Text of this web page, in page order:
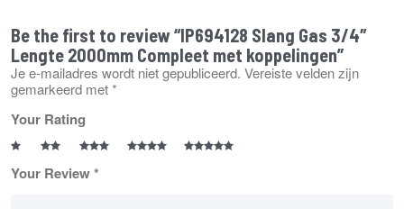
Be the first to review “IP694128 Slang Gas 3/4″
Lengte 2000mm Compleet met koppelingen”
Je e-mailadres wordt niet gepubliceerd. Vereiste velden zijn
gemarkeerd met*
Your Rating
Your Review*